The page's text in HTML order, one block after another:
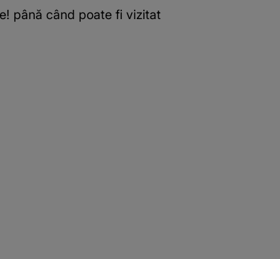
până când poate fi vizitat